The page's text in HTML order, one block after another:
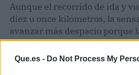
Que.es - Do Not Process My
Aunque el recorrido de ida y
diez u once kilómetros, la
avanzar más despacio porque
hacer fotos, contemplar el
simplemente respirar son